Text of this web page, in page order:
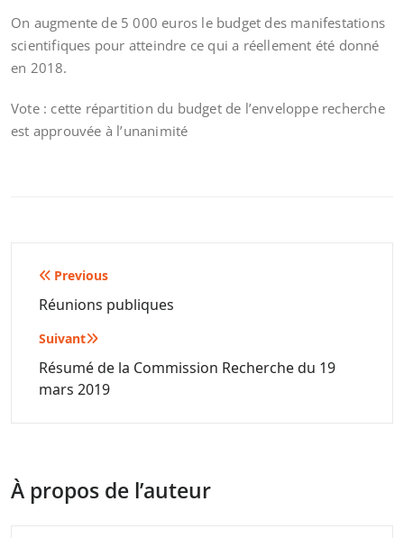
On augmente de 5 000 euros le budget des manifestations
scientifiques pour atteindre ce qui a réellement été donné
en 2018.
Vote : cette répartition du budget de l’enveloppe recherche
est approuvée à l’unanimité
Navigation
de
l’article
Previous
Réunions publiques
Suivant
Résumé de la Commission Recherche du 19
mars 2019
À propos de l’auteur